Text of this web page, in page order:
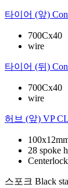
타이어 (앞)
700Cx40
wire
타이어 (뒤)
700Cx40
wire
허브 (앞) VP
28 spoke
Centerlock
스포크 Black